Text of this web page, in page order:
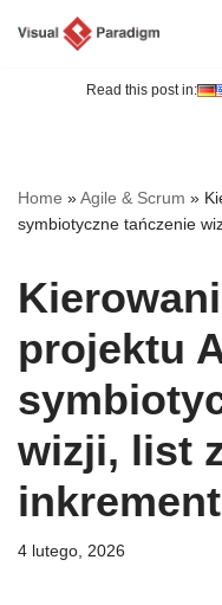
Read this post in:
Home »Agile & Scrum »
symbiotyczne tańczenie
projektu
wizji, list
4 lutego, 2026